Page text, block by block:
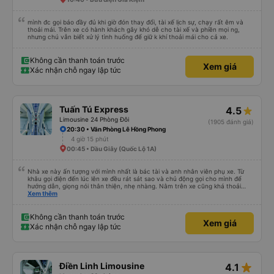
mình đc gọi báo đầy đủ khi giờ đón thay đổi, tài xế lịch sự, chạy rất êm và
thoải mái. Trên xe có hành khách gây khó dễ cho tài xế và phiền mọi ng,
nhưng chú vẫn biết xử lý tình huống để giữ k khí thoải mái cho cả xe.
Không cần thanh toán trước
Xác nhận chỗ ngay lập tức
Xem giá
Tuấn Tú Express
Limousine 24 Phòng Đôi
4.5
(1905 đánh giá)
20:30 • Văn Phòng Lê Hồng Phong
4 giờ 15 phút
00:45 • Dầu Giây (Quốc Lộ 1A)
Nhà xe này ấn tượng với mình nhất là bác tài và anh nhân viên phụ xe. Từ
khâu gọi điện đến lúc lên xe đều rát sát sao và chủ động gọi cho mình để
hướng dẫn, giọng nói thân thiện, nhẹ nhàng. Nằm trên xe cũng khá thoải
mái, chăn nệm nước suối đầy đủ. Chuyến xe của mình hầu hết là các cô bác
nhưng các anh hướng dẫn mình xuống ở đây không có ma nào dám chở đâu
( vì đây là địa bàn của thế lực xe ôm ngầm, dân chơi cỏ kẹo ke...) Và thế là
mình được chở xuống Ngã 3 thành , nơi sáng sủa an toàn hơn. Một Chuyến
Xem thêm
Không cần thanh toán trước
Xác nhận chỗ ngay lập tức
Xem giá
Điền Linh Limousine 4.1 star_rate